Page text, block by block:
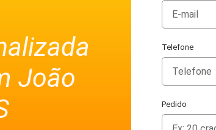
João
Telefone
Pedido